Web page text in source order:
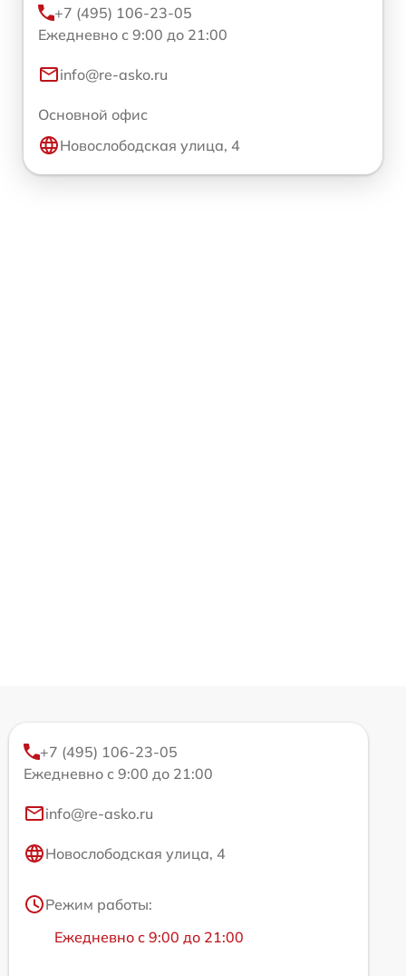
+7 (495) 106-23-05
Ежедневно с 9:00 до 21:00
info@re-asko.ru
Основной офис
Новослободская улица, 4
+7 (495) 106-23-05
Ежедневно с 9:00 до 21:00
info@re-asko.ru
Новослободская улица, 4
Режим работы:
Ежедневно с 9:00 до 21:00